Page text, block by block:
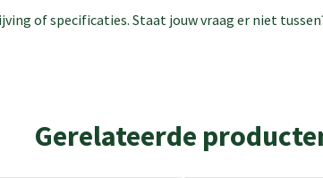
of specificaties. Staat jouw vraag er niet
Gerelateerde